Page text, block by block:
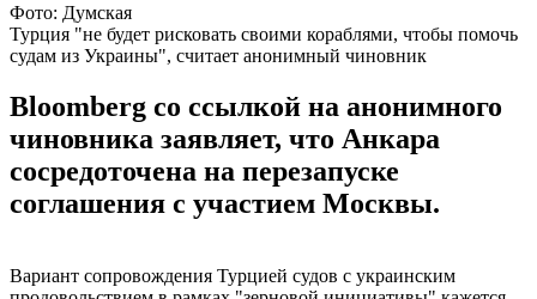
Фото: Думская
Турция "не будет рисковать своими кораблями, чтобы помочь
судам из Украины", считает анонимный чиновник
Bloomberg со ссылкой на анонимного
чиновника заявляет, что Анкара
сосредоточена на перезапуске
соглашения с участием Москвы.
Вариант сопровождения Турцией судов с украинским